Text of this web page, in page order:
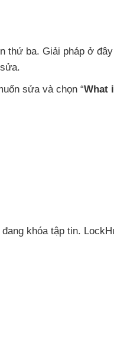
thứ ba. Giải pháp ở
sửa và chọn “What
khóa tập tin.